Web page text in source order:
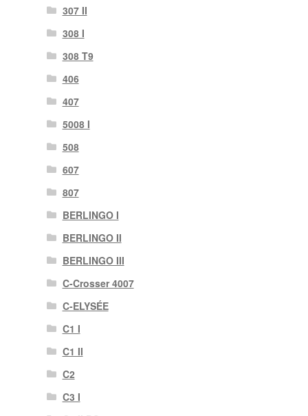
307 II
308 I
308 T9
406
407
5008 I
508
607
807
BERLINGO I
BERLINGO II
BERLINGO III
C-Crosser 4007
C-ELYSÉE
C1 I
C1 II
C2
C3 I